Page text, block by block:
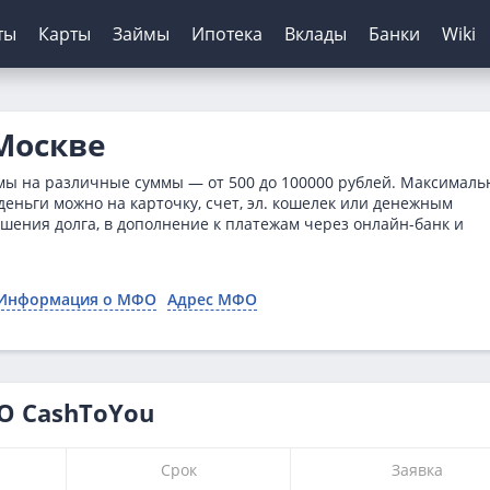
Архив ЦБ РФ
Курс доллара ЦБ
Без первого взноса
На авто с пробегом
Карты
С кэшбэком
Займы
займов
Монеткин
До зарплаты
Ипотека Вклады
Калькулятор вкладов
Банки Wiki
на различные суммы — от 500 до 100000 рублей.
можно на карточку, счет, эл. кошелек или денежным
долга, в дополнение к платежам через онлайн-банк и
о МФО Адрес МФО
Срок Заявка